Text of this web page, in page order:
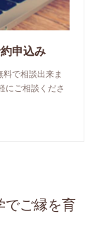
申込み
で相談出来ま
にご相談くださ
でご縁を育